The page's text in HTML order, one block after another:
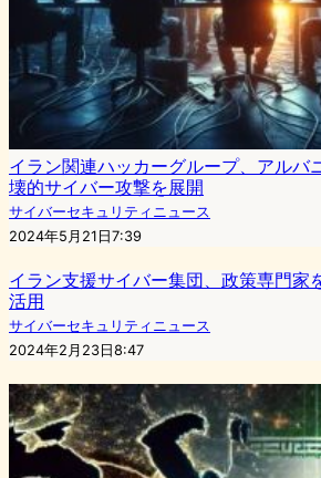
イラン関連ハッカーグループ、アルバ
壊的サイバー攻撃を展開
サイバーセキュリティニュース
2024年5月21日7:39
イラン支援サイバー集団、政策専門家
活用
サイバーセキュリティニュース
2024年2月23日8:47